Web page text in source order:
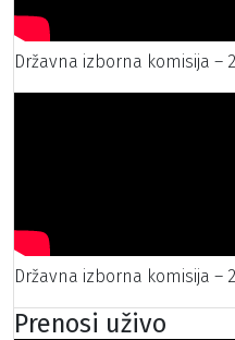
Državna izborna komisija –
Državna izborna komisija –
Prenosi uživo